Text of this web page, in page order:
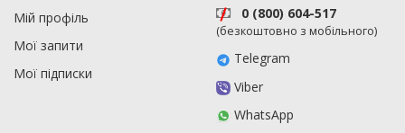
Мій профіль
Мої запити
Мої підписки
0 (800) 604-517
(безкоштовно з мобільного)
Telegram
Viber
WhatsApp